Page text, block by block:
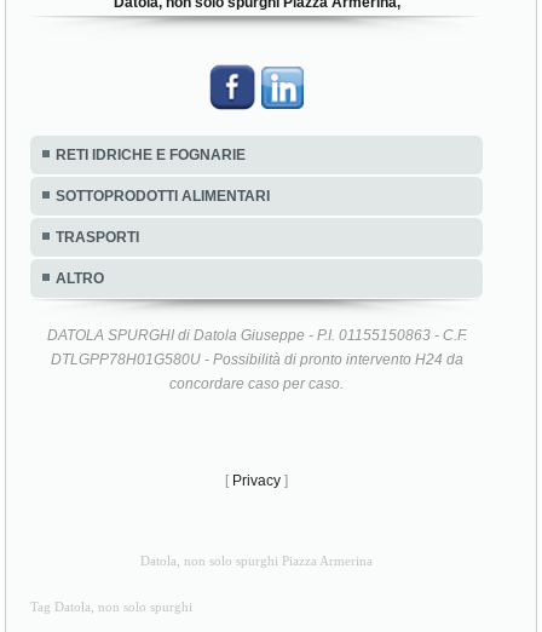
Datola, non solo spurghi Piazza Armerina,
DATOLA SPURGHI di Datola Giuseppe - P.I. 01155150863 - C.F.
DTLGPP78H01G580U - Possibilità di pronto intervento H24 da